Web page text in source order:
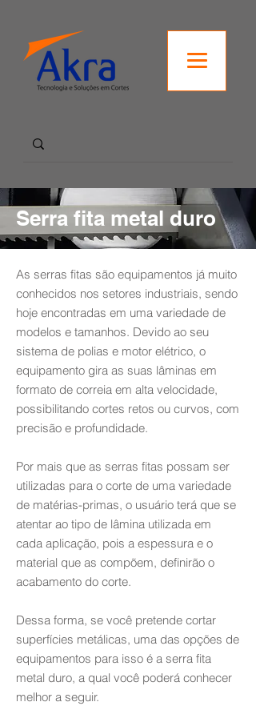
Serra fita metal duro
As serras fitas são equipamentos já muito
conhecidos nos setores industriais, sendo
hoje encontradas em uma variedade de
modelos e tamanhos. Devido ao seu
sistema de polias e motor elétrico, o
equipamento gira as suas lâminas em
formato de correia em alta velocidade,
possibilitando cortes retos ou curvos, com
precisão e profundidade.
Por mais que as serras fitas possam ser
utilizadas para o corte de uma variedade
de matérias-primas, o usuário terá que se
atentar ao tipo de lâmina utilizada em
cada aplicação, pois a espessura e o
material que as compõem, definirão o
acabamento do corte.
Dessa forma, se você pretende cortar
superfícies metálicas, uma das opções de
equipamentos para isso é a serra fita
metal duro, a qual você poderá conhecer
melhor a seguir.